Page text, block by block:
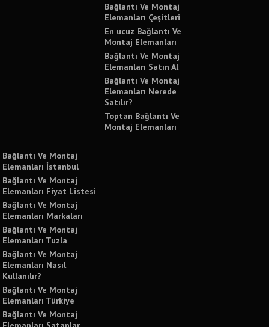
Bağlantı Ve Montaj
Elemanları Çeşitleri
En ucuz Bağlantı Ve
Montaj Elemanları
Bağlantı Ve Montaj
Elemanları Satın Al
Bağlantı Ve Montaj
Elemanları Nerede
Satılır?
Toptan Bağlantı Ve
Montaj Elemanları
Bağlantı Ve Montaj
Elemanları İstanbul
Bağlantı Ve Montaj
Elemanları Fiyat Listesi
Bağlantı Ve Montaj
Elemanları Markaları
Bağlantı Ve Montaj
Elemanları Tuzla
Bağlantı Ve Montaj
Elemanları Nasıl
Kullanılır?
Bağlantı Ve Montaj
Elemanları Türkiye
Bağlantı Ve Montaj